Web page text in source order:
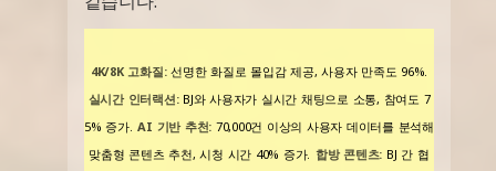
4K/8K 고화질:선명한 화질로 몰입감 제공, 사용자 만족도 96%.
실시간 인터랙션:BJ와 사용자가 실시간 채팅으로 소통, 참여도 7
5% 증가. AI 기반 추천: 70,000건 이상의 사용자 데이터를 분석해
맞춤형 콘텐츠 추천, 시청 시간 40% 증가. 합방 콘텐츠: BJ 간 협